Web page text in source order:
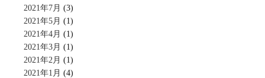
2021年7月 (3)
2021年5月 (1)
2021年4月 (1)
2021年3月 (1)
2021年2月 (1)
2021年1月 (4)